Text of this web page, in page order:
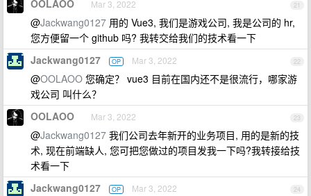
21
OOLAOO Mar 3, 2022
@Jackwang0127 用的 Vue3, 我们是游戏公司, 我是公司的 hr,
您方便留一个 github 吗? 我转交给我们的技术看一下
22
Jackwang0127 OP Mar 3, 2022
@OOLAOO 您确定？ vue3 目前在国内还不是很流行，哪家游
戏公司 叫什么？
23
OOLAOO Mar 3, 2022
@Jackwang0127 我们公司去年新开的业务项目, 用的是新的技
术, 现在前端缺人, 您可把您做过的项目发我一下吗?我转接给技
术看一下
24
Jackwang0127 OP Mar 3, 2022